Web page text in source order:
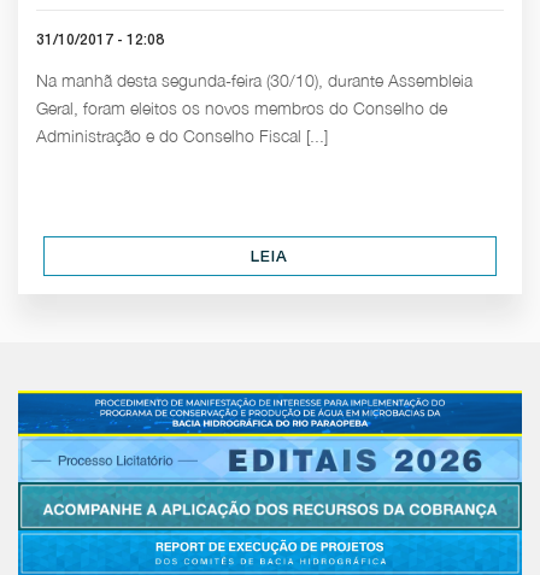
31/10/2017 - 12:08
Na manhã desta segunda-feira (30/10), durante Assembleia
Geral, foram eleitos os novos membros do Conselho de
Administração e do Conselho Fiscal [...]
LEIA